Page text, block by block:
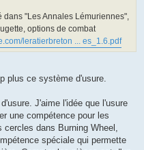
"Les Annales Lémuriennes",
options de combat
leratierbreton ... es_1.6.pdf
plus ce système d'usure.
J'aime l'idée que l'usure
une compétence pour les
dans Burning Wheel,
spéciale qui permette